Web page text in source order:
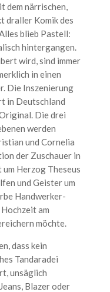
dem närrischen,
draller Komik des
blieb Pastell:
hintergangen.
wird, sind immer
in einen
Die Inszenierung
in Deutschland
Die drei
werden
und Cornelia
der Zuschauer in
Herzog Theseus
und Geister um
Handwerker-
am
möchte.
dass kein
Tandaradei
unsäglich
Blazer oder